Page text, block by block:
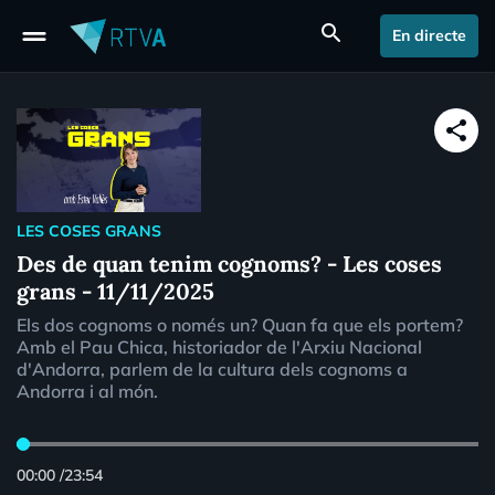
drag_handle search En directe
share
LES COSES GRANS
Des de quan tenim cognoms? - Les coses
grans - 11/11/2025
Els dos cognoms o només un? Quan fa que els portem?
Amb el Pau Chica, historiador de l'Arxiu Nacional
d'Andorra, parlem de la cultura dels cognoms a
Andorra i al món.
00:00 /23:54